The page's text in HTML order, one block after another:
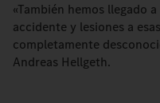
«También hemos llegado
accidente y lesiones a
completamente
Andreas Hellgeth.